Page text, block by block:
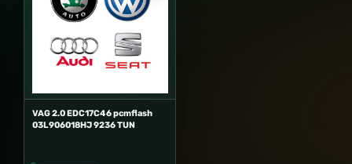
VAG 2.0 EDC17C46 pcmflash
03L906018HJ 9236 TUN